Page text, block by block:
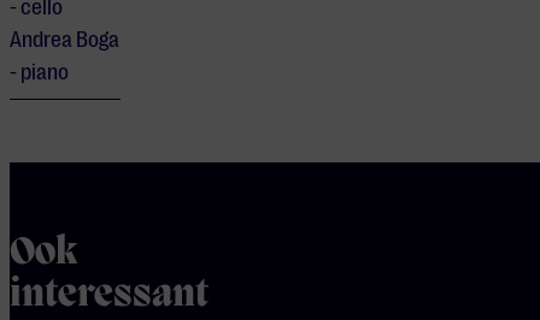
- cello
Andrea Boga
- piano
Ook
interessant